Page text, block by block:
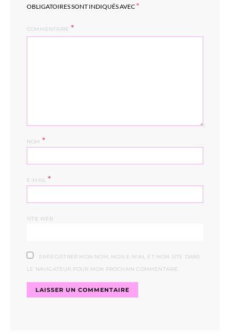
OBLIGATOIRES SONT INDIQUÉS AVEC *
COMMENTAIRE
NOM *
E-MAIL*
SITE WEB
ENREGISTRER MON NOM, MON E-MAIL ET MON SITE DANS
LE NAVIGATEUR POUR MON PROCHAIN COMMENTAIRE.